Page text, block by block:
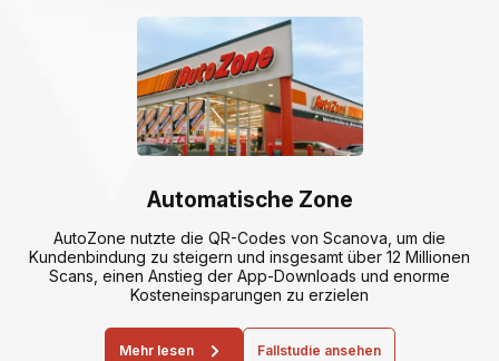
Automatische Zone
AutoZone nutzte die QR-Codes von Scanova, um die
Kundenbindung zu steigern und insgesamt über 12 Millionen
Scans, einen Anstieg der App-Downloads und enorme
Kosteneinsparungen zu erzielen
Mehr lesen Fallstudie ansehen